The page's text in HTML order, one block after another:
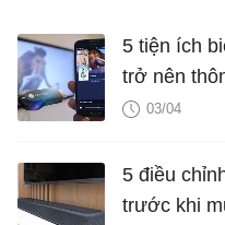
5 tiện ích
trở nên
03/04
5 điều
trước khi